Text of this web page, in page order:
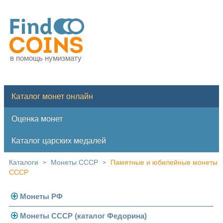
в помощь нумизмату
Каталог монет онлайн
Оценка монет
Каталог царских медалей
Каталоги > Монеты СССР >
Памятные и юбилейные монеты
СССР
Монеты РФ
Современная Россия
Монеты СССР (каталог Федорина)